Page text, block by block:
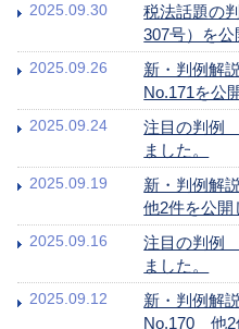
2025.09.30
税法話題の
307号）を公
2025.09.26
新・判例解
No.171を公
2025.09.24
注目の判例
ました。
2025.09.19
新・判例解
他2件を公開
2025.09.16
注目の判例
ました。
2025.09.12
新・判例解
No.170 他2